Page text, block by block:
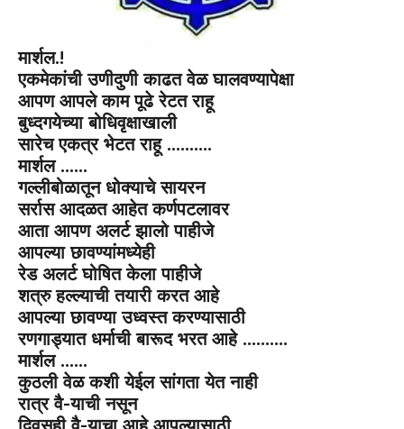
मार्शल.!
एकमेकांची उणीदुणी काढत वेळ घालवण्यापेक्षा
आपण आपले काम पूढे रेटत राहू
बुध्दगयेच्या बोधिवृक्षाखाली
सारेच एकत्र भेटत राहू ……….
मार्शल ……
गल्लीबोळातून धोक्याचे सायरन
सर्रास आदळत आहेत कर्णपटलावर
आता आपण अलर्ट झालो पाहीजे
आपल्या छावण्यांमध्येही
रेड अलर्ट घोषित केला पाहीजे
शत्रु हल्ल्याची तयारी करत आहे
आपल्या छावण्या उध्वस्त करण्यासाठी
रणगाड्यात धर्माची बारूद भरत आहे ……….
मार्शल ……
कुठली वेळ कशी येईल सांगता येत नाही
रात्र वै-याची नसून